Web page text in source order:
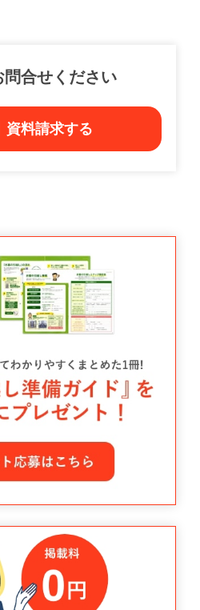
問合せください
資料請求する